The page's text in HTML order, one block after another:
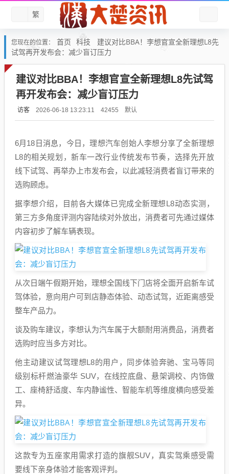
繁
您现在的位置： 首页 科技
建议对比BBA！李想官宣全新理想L8先
试驾再开发布会：减少盲订压力
建议对比BBA！李想官宣全新理想L8先试驾
再开发布会：减少盲订压力
访客 2026-06-18 13:23:11 42455 默认
6月18日消息，今日，理想汽车创始人李想分享了全新理想
L8的相关规划，新车一改行业传统发布节奏，选择先开放
线下试驾、再举办上市发布会，以此减轻消费者盲订带来的
选购顾虑。
据李想介绍，目前各大媒体已完成全新理想L8动态实测，
第三方多角度评测内容陆续对外放出，消费者可先通过媒体
内容初步了解车辆表现。
从次日端午假期开始，理想全国线下门店将全面开启新车试
驾体验，意向用户可到店静态体验、动态试驾，近距离感受
整车产品力。
谈及购车建议，李想认为汽车属于大额耐用消费品，消费者
选购时应当多方对比。
他主动建议试驾理想L8的用户，同步体验奔驰、宝马等同
级别标杆燃油豪华 SUV，在线控底盘、悬架调校、内饰做
工、座椅舒适度、车内静谧性、智能车机等维度横向感受差
异。
这款专为五座家用需求打造的旗舰SUV，真实驾乘感受需
要线下亲身体验才能客观评判。